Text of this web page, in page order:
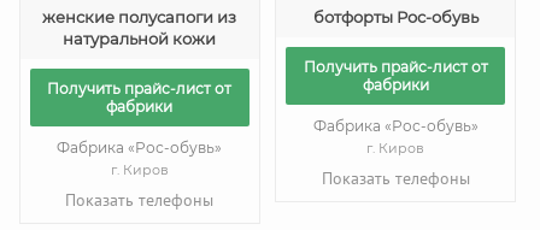
женские полусапоги из
натуральной кожи
Получить прайс-лист от
фабрики
Фабрика «Рос-обувь»
г. Киров
Показать телефоны
ботфорты Рос-обувь
Получить прайс-лист от
фабрики
Фабрика «Рос-обувь»
г. Киров
Показать телефоны